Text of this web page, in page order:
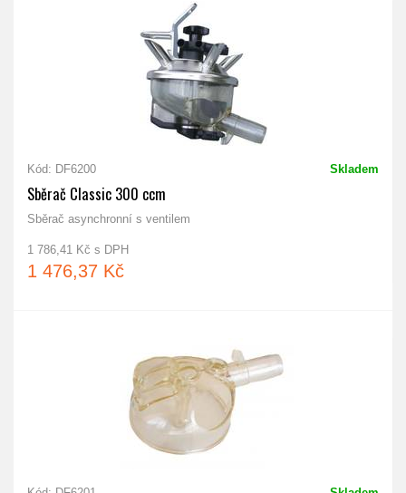
Kód: DF6200 Skladem
Sběrač Classic 300 ccm
Sběrač asynchronní s ventilem
1 786,41 Kč s DPH
1 476,37 Kč